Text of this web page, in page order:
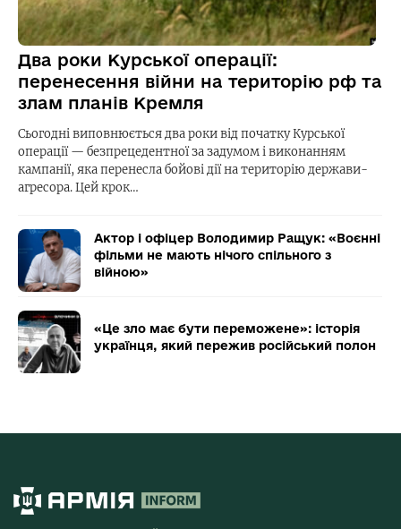
Два роки Курської операції:
перенесення війни на територію рф та
злам планів Кремля
Сьогодні виповнюється два роки від початку Курської
операції — безпрецедентної за задумом і виконанням
кампанії, яка перенесла бойові дії на територію держави-
агресора. Цей крок…
Актор і офіцер Володимир Ращук: «Воєнні
фільми не мають нічого спільного з
війною»
«Це зло має бути переможене»: історія
українця, який пережив російський полон